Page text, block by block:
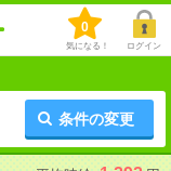
0
気になる！ ログイン
条件の変更